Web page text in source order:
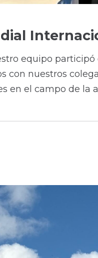
equipo
con nuestros
en el campo de la